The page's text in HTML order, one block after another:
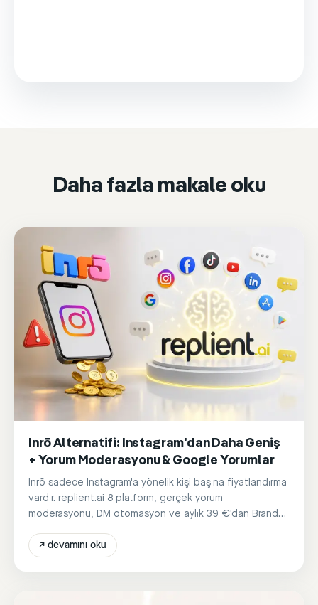
Daha fazla makale oku
Inrō Alternatifi: Instagram'dan Daha Geniş
+ Yorum Moderasyonu & Google Yorumlar
Inrō sadece Instagram'a yönelik kişi başına fiyatlandırma
vardır. replient.ai 8 platform, gerçek yorum
moderasyonu, DM otomasyon ve aylık 39 €'dan Brand-
↗ devamını oku